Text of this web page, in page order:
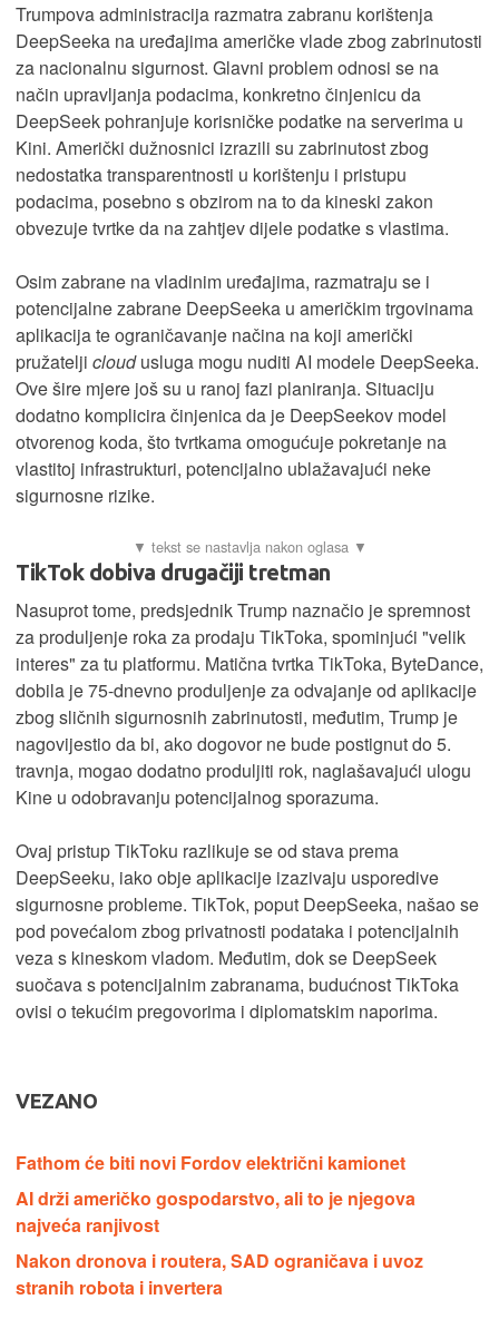
Trumpova administracija razmatra zabranu korištenja
DeepSeeka na uređajima američke vlade zbog zabrinutosti
za nacionalnu sigurnost. Glavni problem odnosi se na
način upravljanja podacima, konkretno činjenicu da
DeepSeek pohranjuje korisničke podatke na serverima u
Kini. Američki dužnosnici izrazili su zabrinutost zbog
nedostatka transparentnosti u korištenju i pristupu
podacima, posebno s obzirom na to da kineski zakon
obvezuje tvrtke da na zahtjev dijele podatke s vlastima.
Osim zabrane na vladinim uređajima, razmatraju se i
potencijalne zabrane DeepSeeka u američkim trgovinama
aplikacija te ograničavanje načina na koji američki
pružatelji cloudusluga mogu nuditi AI modele DeepSeeka.
Ove šire mjere još su u ranoj fazi planiranja. Situaciju
dodatno komplicira činjenica da je DeepSeekov model
otvorenog koda, što tvrtkama omogućuje pokretanje na
vlastitoj infrastrukturi, potencijalno ublažavajući neke
sigurnosne rizike.
TikTok dobiva drugačiji tretman
Nasuprot tome, predsjednik Trump naznačio je spremnost
za produljenje roka za prodaju TikToka, spominjući "velik
interes" za tu platformu. Matična tvrtka TikToka, ByteDance,
dobila je 75-dnevno produljenje za odvajanje od aplikacije
zbog sličnih sigurnosnih zabrinutosti, međutim, Trump je
nagovijestio da bi, ako dogovor ne bude postignut do 5.
travnja, mogao dodatno produljiti rok, naglašavajući ulogu
Kine u odobravanju potencijalnog sporazuma.
Ovaj pristup TikToku razlikuje se od stava prema
DeepSeeku, iako obje aplikacije izazivaju usporedive
sigurnosne probleme. TikTok, poput DeepSeeka, našao se
pod povećalom zbog privatnosti podataka i potencijalnih
veza s kineskom vladom. Međutim, dok se DeepSeek
suočava s potencijalnim zabranama, budućnost TikToka
ovisi o tekućim pregovorima i diplomatskim naporima.
VEZANO
Fathom će biti novi Fordov električni kamionet
AI drži američko gospodarstvo, ali to je njegova
najveća ranjivost
Nakon dronova i routera, SAD ograničava i uvoz
stranih robota i invertera